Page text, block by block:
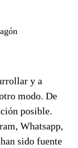
y a
modo. De
posible.
Whatsapp,
sido fuente